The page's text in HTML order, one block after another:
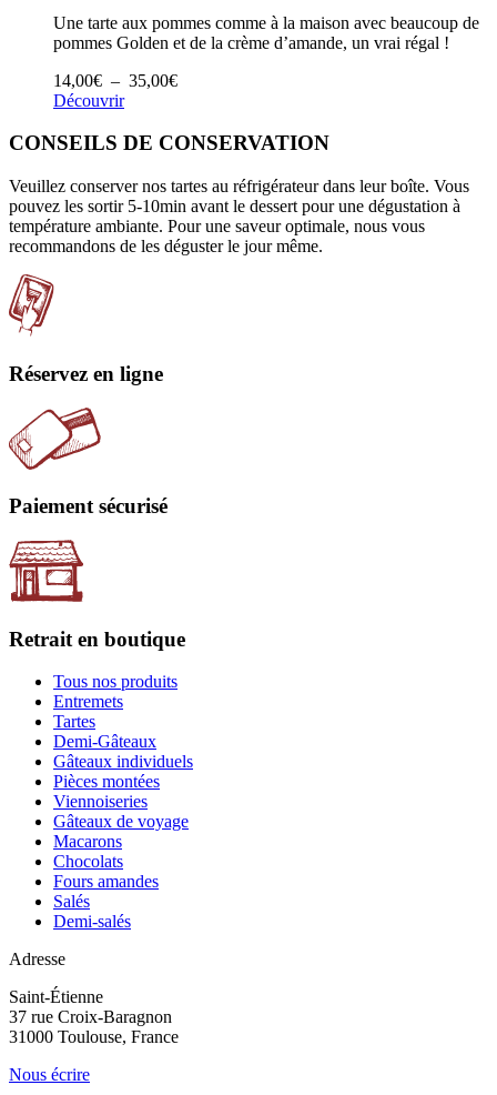
Une tarte aux pommes comme à la maison avec beaucoup de
pommes Golden et de la crème d’amande, un vrai régal !
14,00€ – 35,00€Plage
14,00€
35,00€
Découvrir
CONSEILS DE CONSERVATION
Veuillez conserver nos tartes au réfrigérateur dans leur boîte. Vous
pouvez les sortir 5-10min avant le dessert pour une dégustation à
température ambiante. Pour une saveur optimale, nous vous
recommandons de les déguster le jour même.
Réservez en ligne
Paiement sécurisé
Retrait en boutique
Tous nos produits
Entremets
Tartes
Demi-Gâteaux
Gâteaux individuels
Pièces montées
Viennoiseries
Gâteaux de voyage
Macarons
Chocolats
Fours amandes
Salés
Demi-salés
Adresse
Saint-Étienne
37 rue Croix-Baragnon
31000 Toulouse, France
Nous écrire